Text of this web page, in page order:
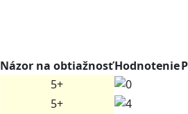
Názor na obtiažnosťHodnotenie
5+
5+